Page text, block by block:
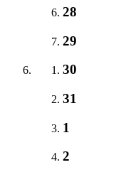
28
29
30
31
1
2